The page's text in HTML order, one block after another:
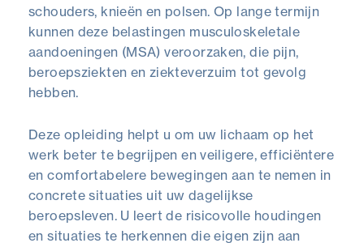
schouders, knieën en polsen. Op lange termijn
kunnen deze belastingen musculoskeletale
aandoeningen (MSA) veroorzaken, die pijn,
beroepsziekten en ziekteverzuim tot gevolg
hebben.
Deze opleiding helpt u om uw lichaam op het
werk beter te begrijpen en veiligere, efficiëntere
en comfortabelere bewegingen aan te nemen in
concrete situaties uit uw dagelijkse
beroepsleven. U leert de risicovolle houdingen
en situaties te herkennen die eigen zijn aan